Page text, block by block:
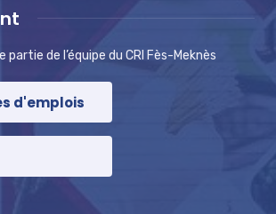
de l’équipe du CRI Fès-Meknès
d'emplois